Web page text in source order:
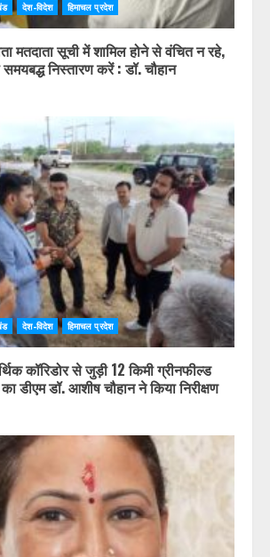
देश-विदेश हिमाचल प्रदेश
मतदाता सूची में शामिल होने से वंचित न रहे,
निस्तारण करें : डॉ. चौहान
देश-विदेश हिमाचल प्रदेश
कॉरिडोर से जुड़ी 12 किमी ग्रीनफील्ड
डीएम डॉ. आशीष चौहान ने किया निरीक्षण